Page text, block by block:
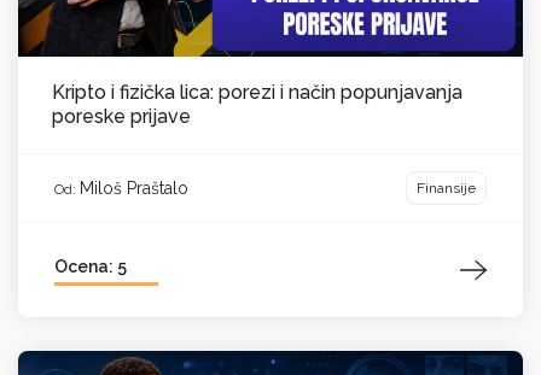
Kripto i fizička lica: porezi i način popunjavanja
poreske prijave
Od: Miloš Praštalo Finansije
Ocena: 5